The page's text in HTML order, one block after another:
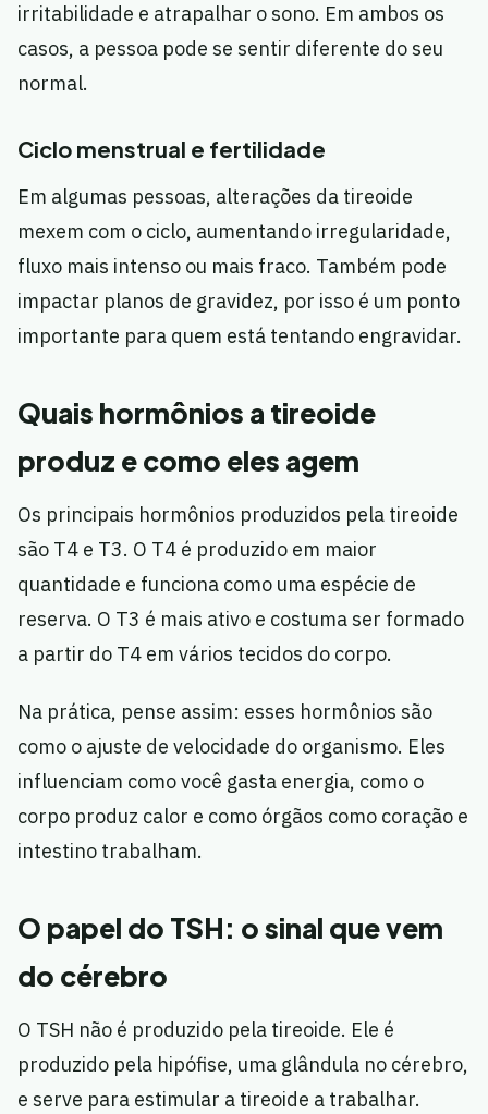
irritabilidade e atrapalhar o sono. Em ambos os
casos, a pessoa pode se sentir diferente do seu
normal.
Ciclo menstrual e fertilidade
Em algumas pessoas, alterações da tireoide
mexem com o ciclo, aumentando irregularidade,
fluxo mais intenso ou mais fraco. Também pode
impactar planos de gravidez, por isso é um ponto
importante para quem está tentando engravidar.
Quais hormônios a tireoide
produz e como eles agem
Os principais hormônios produzidos pela tireoide
são T4 e T3. O T4 é produzido em maior
quantidade e funciona como uma espécie de
reserva. O T3 é mais ativo e costuma ser formado
a partir do T4 em vários tecidos do corpo.
Na prática, pense assim: esses hormônios são
como o ajuste de velocidade do organismo. Eles
influenciam como você gasta energia, como o
corpo produz calor e como órgãos como coração e
intestino trabalham.
O papel do TSH: o sinal que vem
do cérebro
O TSH não é produzido pela tireoide. Ele é
produzido pela hipófise, uma glândula no cérebro,
e serve para estimular a tireoide a trabalhar.